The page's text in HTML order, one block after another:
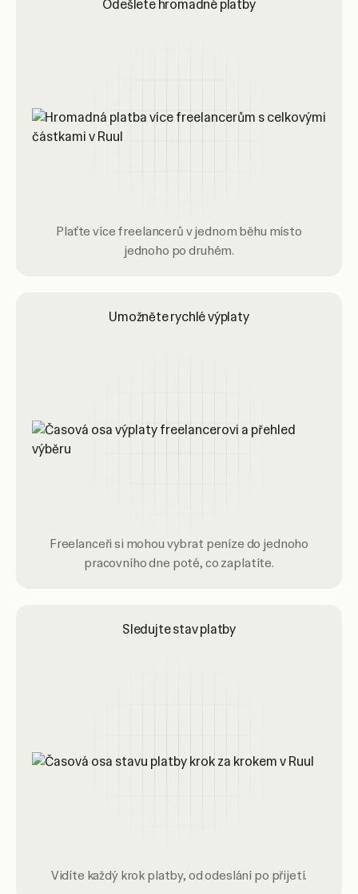
Odešlete hromadné platby
Plaťte více freelancerů v jednom běhu místo
jednoho po druhém.
Umožněte rychlé výplaty
Freelanceři si mohou vybrat peníze do jednoho
pracovního dne poté, co zaplatíte.
Sledujte stav platby
Vidíte každý krok platby, od odeslání po přijetí.